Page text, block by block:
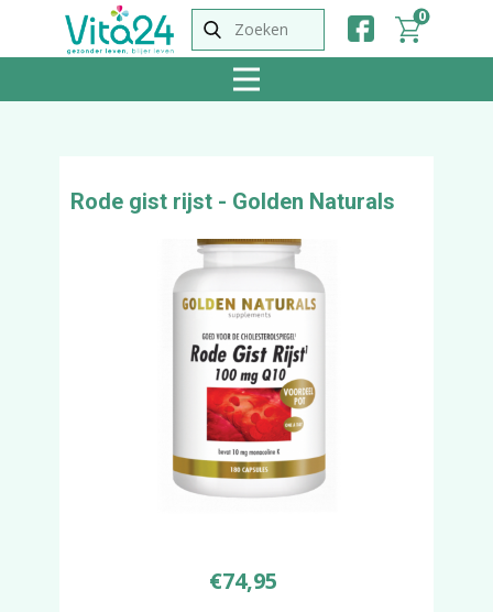
0
Rode gist rijst - Golden Naturals
€74,95